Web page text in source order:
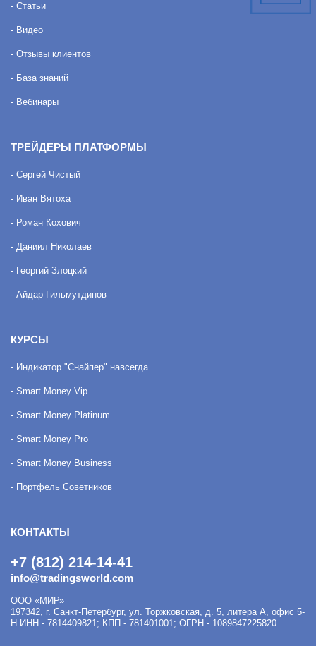
- Статьи
- Видео
- Отзывы клиентов
- База знаний
- Вебинары
ТРЕЙДЕРЫ ПЛАТФОРМЫ
- Сергей Чистый
- Иван Вятоха
- Роман Кохович
- Даниил Николаев
- Георгий Злоцкий
- Айдар Гильмутдинов
КУРСЫ
- Индикатор "Снайпер" навсегда
- Smart Money Vip
- Smart Money Platinum
- Smart Money Pro
- Smart Money Business
- Портфель Советников
КОНТАКТЫ
+7 (812) 214-14-41
info@tradingsworld.com
ООО «МИР»
197342, г. Санкт-Петербург, ул. Торжковская, д. 5, литера А, офис 5-
Н ИНН - 7814409821; КПП - 781401001; ОГРН - 1089847225820.